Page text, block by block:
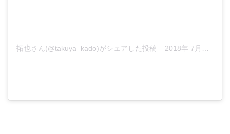
拓也さん(@takuya_kado)がシェアした投稿 – 2018年 7月月28日午後5時53分PDT